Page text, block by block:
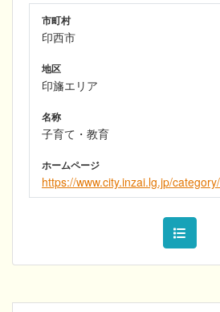
市町村
印西市
地区
印旛エリア
名称
子育て・教育
ホームページ
https://www.city.inzai.lg.jp/